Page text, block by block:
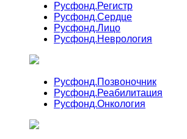
Русфонд.Регистр
Русфонд.Сердце
Русфонд.Лицо
Русфонд.Неврология
Русфонд.Позвоночник
Русфонд.Реабилитация
Русфонд.Онкология